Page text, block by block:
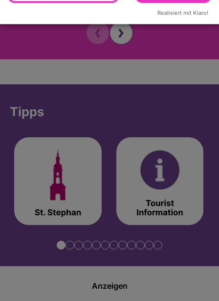
Tipps
Anzeigen
Realisiert mit Klaro!